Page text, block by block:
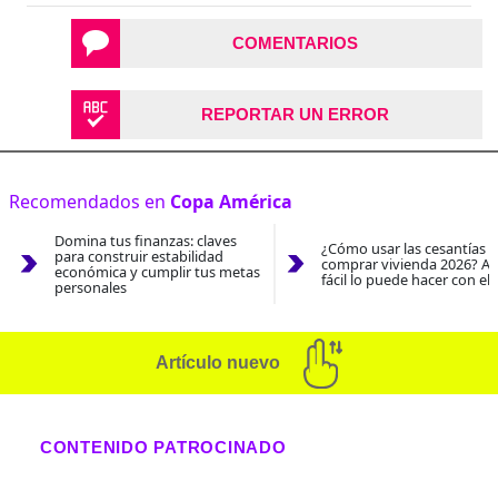
COMENTARIOS
REPORTAR UN ERROR
Recomendados en Copa América
Domina tus finanzas: claves
para construir estabilidad
económica y cumplir tus metas
personales
¿Cómo usar las cesantías
comprar vivienda 2026?
fácil lo puede hacer con el
Artículo nuevo
CONTENIDO PATROCINADO